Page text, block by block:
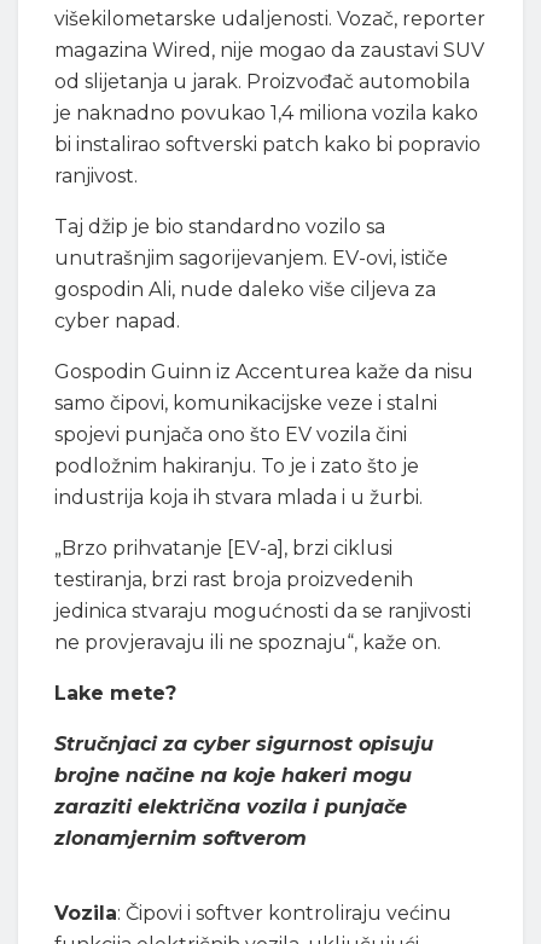
višekilometarske udaljenosti. Vozač, reporter
magazina Wired, nije mogao da zaustavi SUV
od slijetanja u jarak. Proizvođač automobila
je naknadno povukao 1,4 miliona vozila kako
bi instalirao softverski patch kako bi popravio
ranjivost.
Taj džip je bio standardno vozilo sa
unutrašnjim sagorijevanjem. EV-ovi, ističe
gospodin Ali, nude daleko više ciljeva za
cyber napad.
Gospodin Guinn iz Accenturea kaže da nisu
samo čipovi, komunikacijske veze i stalni
spojevi punjača ono što EV vozila čini
podložnim hakiranju. To je i zato što je
industrija koja ih stvara mlada i u žurbi.
„Brzo prihvatanje [EV-a], brzi ciklusi
testiranja, brzi rast broja proizvedenih
jedinica stvaraju mogućnosti da se ranjivosti
ne provjeravaju ili ne spoznaju“, kaže on.
Lake mete?
Stručnjaci za cyber sigurnost opisuju
brojne načine na koje hakeri mogu
zaraziti električna vozila i punjače
zlonamjernim softverom
Vozila: Čipovi i softver kontroliraju većinu